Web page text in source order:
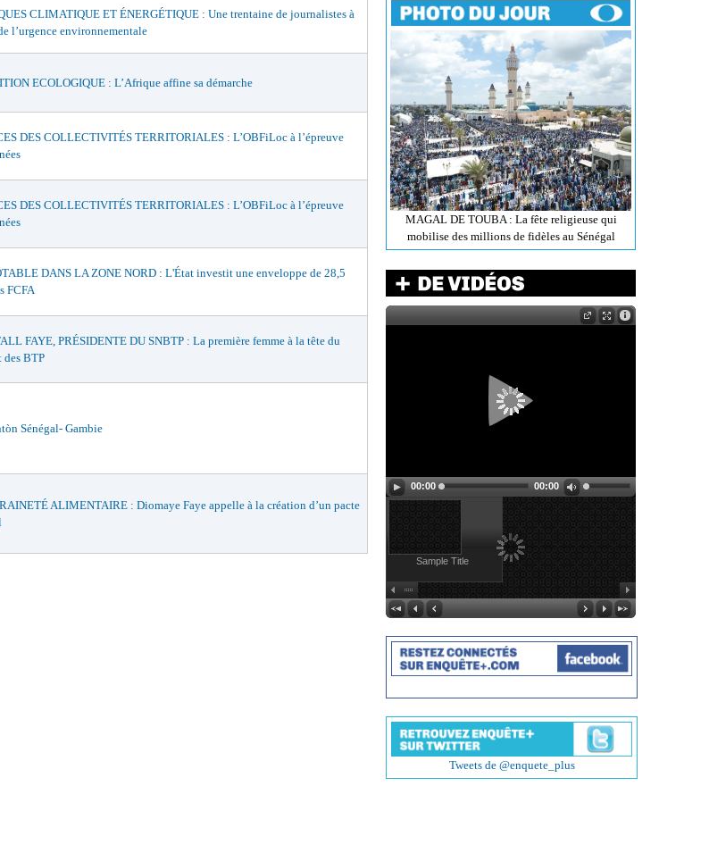
CLIMATIQUE ET ÉNERGÉTIQUE : Une trentaine de journalistes à
l’urgence environnementale
ECOLOGIQUE : L’Afrique affine sa démarche
DES COLLECTIVITÉS TERRITORIALES : L’OBFiLoc à l’épreuve
DES COLLECTIVITÉS TERRITORIALES : L’OBFiLoc à l’épreuve
DANS LA ZONE NORD : L'État investit une enveloppe de 28,5
FCFA
FAYE, PRÉSIDENTE DU SNBTP : La première femme à la tête du
des BTP
Sénégal- Gambie
ALIMENTAIRE : Diomaye Faye appelle à la création d’un pacte
MAGAL DE TOUBA : La fête religieuse qui
mobilise des millions de fidèles au Sénégal
00:00 00:00
Sample Title
Tweets de @enquete_plus